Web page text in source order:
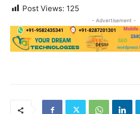
Post Views: 125
- Advertisement -